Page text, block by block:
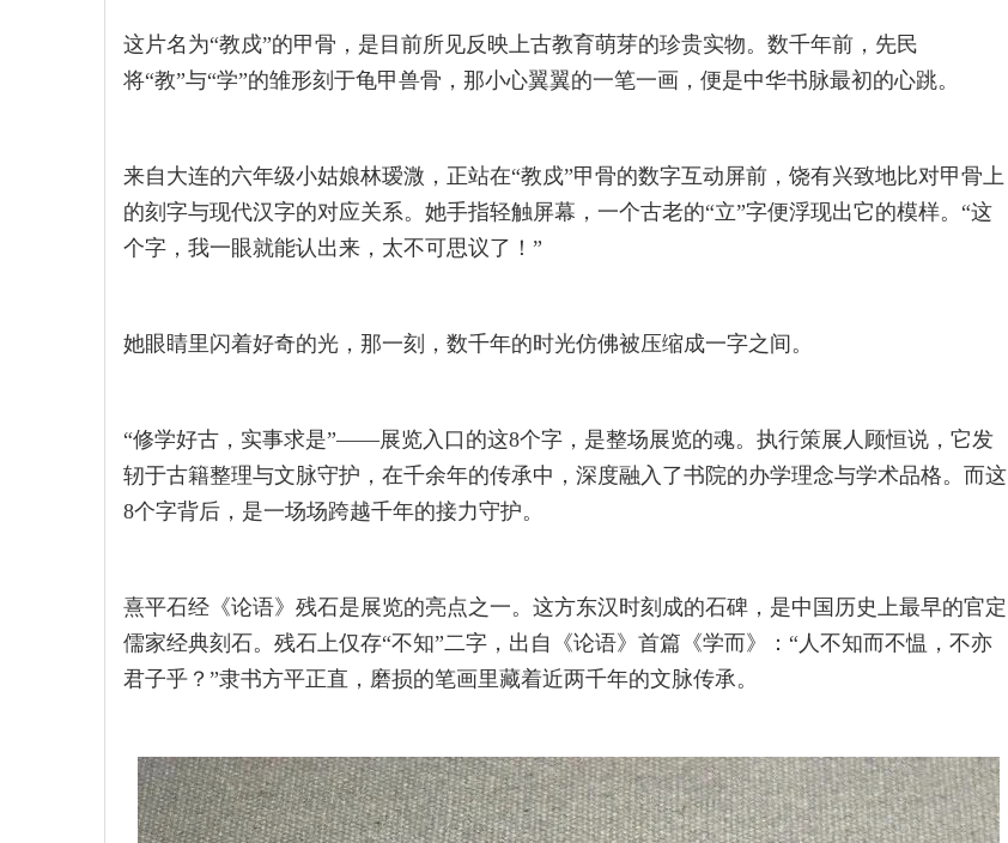
这片名为“教戍”的甲骨，是目前所见反映上古教育萌芽的珍贵实物。数千年前，先民
将“教”与“学”的雏形刻于龟甲兽骨，那小心翼翼的一笔一画，便是中华书脉最初的心跳。
来自大连的六年级小姑娘林瑷溦，正站在“教戍”甲骨的数字互动屏前，饶有兴致地比对甲骨上
的刻字与现代汉字的对应关系。她手指轻触屏幕，一个古老的“立”字便浮现出它的模样。“这
个字，我一眼就能认出来，太不可思议了！”
她眼睛里闪着好奇的光，那一刻，数千年的时光仿佛被压缩成一字之间。
“修学好古，实事求是”——展览入口的这8个字，是整场展览的魂。执行策展人顾恒说，它发
轫于古籍整理与文脉守护，在千余年的传承中，深度融入了书院的办学理念与学术品格。而这
8个字背后，是一场场跨越千年的接力守护。
熹平石经《论语》残石是展览的亮点之一。这方东汉时刻成的石碑，是中国历史上最早的官定
儒家经典刻石。残石上仅存“不知”二字，出自《论语》首篇《学而》：“人不知而不愠，不亦
君子乎？”隶书方平正直，磨损的笔画里藏着近两千年的文脉传承。